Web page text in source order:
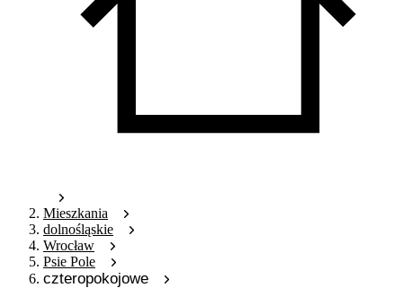
Mieszkania
dolnośląskie
Wrocław
Psie Pole
czteropokojowe